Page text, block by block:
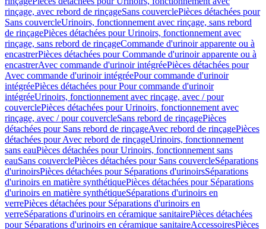
rinçage, avec rebord de rinçageSans couverclePièces détachées pour
Sans couvercleUrinoirs, fonctionnement avec rinçage, sans rebord
de rinçagePièces détachées pour Urinoirs, fonctionnement avec
rinçage, sans rebord de rinçageCommande d'urinoir apparente ou à
encastrerPièces détachées pour Commande d'urinoir apparente ou à
encastrerAvec commande d'urinoir intégréePièces détachées pour
Avec commande d'urinoir intégréePour commande d'urinoir
intégréePièces détachées pour Pour commande d'urinoir
intégréeUrinoirs, fonctionnement avec rinçage, avec / pour
couverclePièces détachées pour Urinoirs, fonctionnement avec
rinçage, avec / pour couvercleSans rebord de rinçagePièces
détachées pour Sans rebord de rinçageAvec rebord de rinçagePièces
détachées pour Avec rebord de rinçageUrinoirs, fonctionnement
sans eauPièces détachées pour Urinoirs, fonctionnement sans
eauSans couverclePièces détachées pour Sans couvercleSéparations
d'urinoirsPièces détachées pour Séparations d'urinoirsSéparations
d'urinoirs en matière synthétiquePièces détachées pour Séparations
d'urinoirs en matière synthétiqueSéparations d'urinoirs en
verrePièces détachées pour Séparations d'urinoirs en
verreSéparations d'urinoirs en céramique sanitairePièces détachées
pour Séparations d'urinoirs en céramique sanitaireAccessoiresPièces